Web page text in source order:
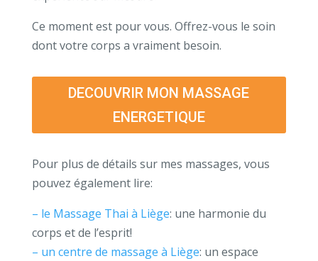
Ce moment est pour vous. Offrez-vous le soin
dont votre corps a vraiment besoin.
DECOUVRIR MON MASSAGE
ENERGETIQUE
Pour plus de détails sur mes massages, vous
pouvez également lire:
– le Massage Thai à Liège: une harmonie du
corps et de l’esprit!
– un centre de massage à Liège: un espace